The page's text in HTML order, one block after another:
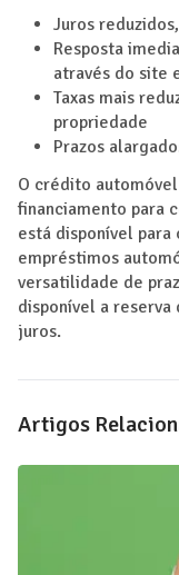
Juros
Resposta
através do site
Taxas mais
propriedade
Prazos
O crédito
financiamento para
está disponível
empréstimos
versatilidade de
disponível a reserva
juros.
Artigos